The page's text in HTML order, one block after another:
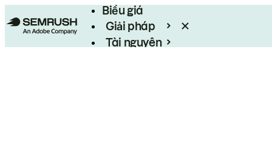
Biểu giá
Giải pháp
Tài nguyên